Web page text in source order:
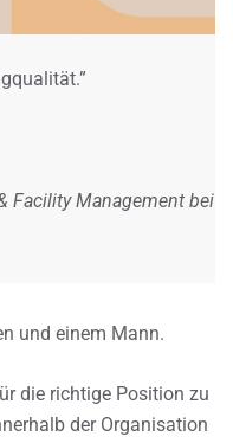
Facility Management bei
und einem Mann.
die richtige Position zu
der Organisation